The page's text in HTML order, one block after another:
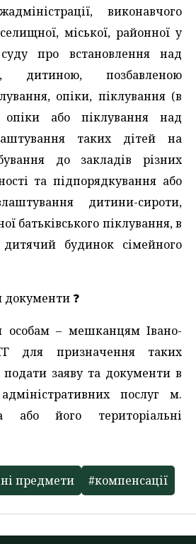
виконавчого
міської, районної у
про встановлення над
дитиною, позбавленою
опіки, піклування (в
опіки або піклування над
таких дітей на
до закладів різних
та підпорядкування або
дитини-сироти,
батьківського піклування, в
будинок сімейного
❓️
особам – мешканцям Івано-
для призначення таких
подати заяву та документи в
послуг м.
або його територіальні
предмети #компенсації